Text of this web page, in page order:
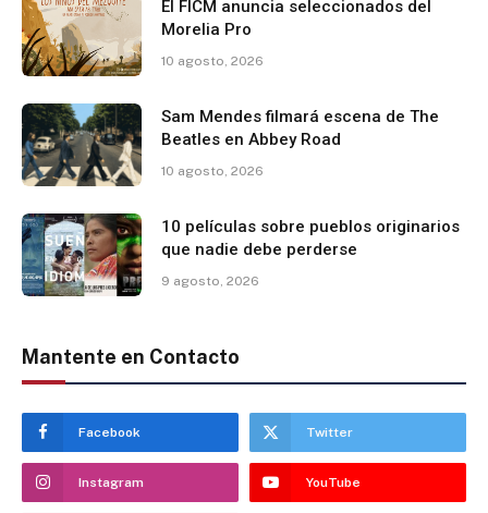
El FICM anuncia seleccionados del
Morelia Pro
10 agosto, 2026
Sam Mendes filmará escena de The
Beatles en Abbey Road
10 agosto, 2026
10 películas sobre pueblos originarios
que nadie debe perderse
9 agosto, 2026
Mantente en Contacto
Facebook Twitter
Instagram YouTube